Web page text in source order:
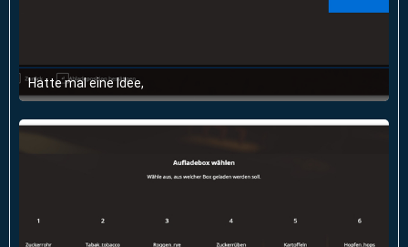
Hatte mal eine Idee,
6. Juni 2020 um 20:27